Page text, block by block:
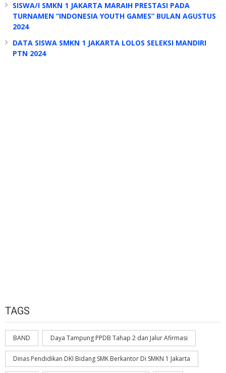
SISWA/I SMKN 1 JAKARTA MARAIH PRESTASI PADA
TURNAMEN “INDONESIA YOUTH GAMES” BULAN AGUSTUS
2024
DATA SISWA SMKN 1 JAKARTA LOLOS SELEKSI MANDIRI
PTN 2024
TAGS
BAND Daya Tampung PPDB Tahap 2 dan Jalur Afirmasi
Dinas Pendidikan DKI Bidang SMK Berkantor Di SMKN 1 Jakarta